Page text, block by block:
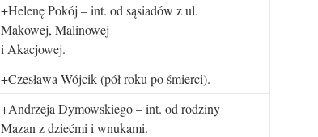
+Helenę Pokój – int. od sąsiadów z ul.
Makowej, Malinowej
i Akacjowej.
+Czesława Wójcik (pół roku po śmierci).
+Andrzeja Dymowskiego – int. od rodziny
Mazan z dziećmi i wnukami.